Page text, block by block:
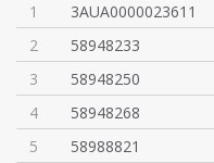
1 3AUA0000023611
2
58948233
3
58948250
4
58948268
5
58988821